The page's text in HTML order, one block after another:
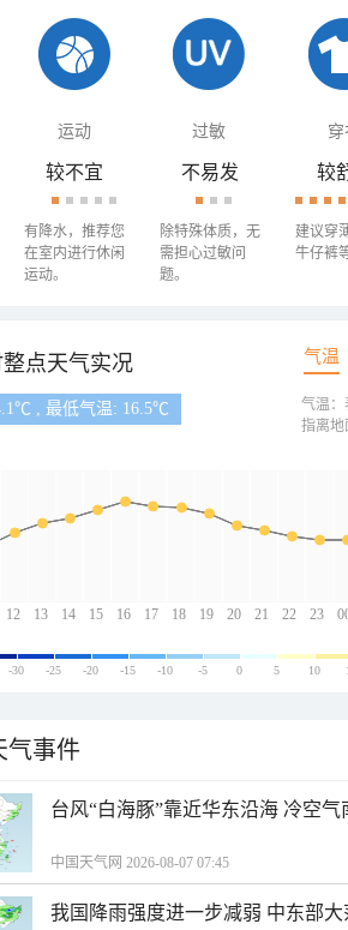
运动 过敏 穿
较不宜
有降水，推荐您
在室内进行休闲
运动。
不易发
除特殊体质，无
需担心过敏问
题。
较
建议穿
牛仔裤
点天气实况 气温
, 最低气温: 16.5℃
12 13 14 15 16 17 18 19 20 21 22 23
气温：
指离地
-30 -25 -20 -15 -10 -5 0 5 10
气事件
台风“白海豚”靠近华东沿海 冷空
中国天气网 2026-08-07 07:45
我国降雨强度进一步减弱 中东部